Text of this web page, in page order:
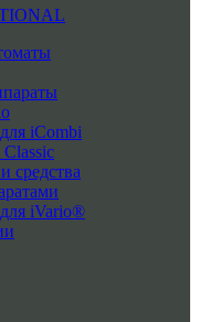
iCombi
средства
iVario®